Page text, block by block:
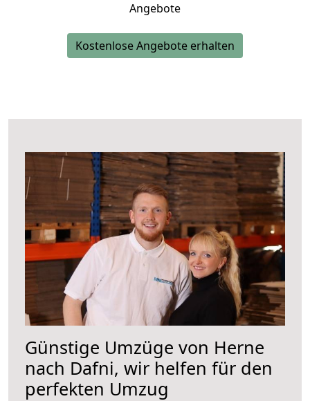
Angebote
Kostenlose Angebote erhalten
Günstige Umzüge von Herne
nach Dafni, wir helfen für den
perfekten Umzug